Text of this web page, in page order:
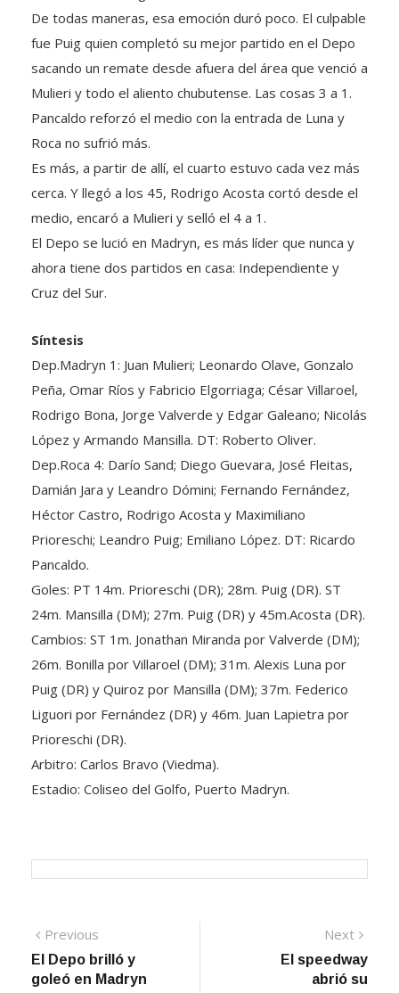
fue Puig quien completó su mejor partido en el Depo
sacando un remate desde afuera del área que venció a
Mulieri y todo el aliento chubutense. Las cosas 3 a 1.
Pancaldo reforzó el medio con la entrada de Luna y
Roca no sufrió más.
Es más, a partir de allí, el cuarto estuvo cada vez más
cerca. Y llegó a los 45, Rodrigo Acosta cortó desde el
medio, encaró a Mulieri y selló el 4 a 1.
El Depo se lució en Madryn, es más líder que nunca y
ahora tiene dos partidos en casa: Independiente y
Cruz del Sur.
Dep.Madryn 1: Juan Mulieri; Leonardo Olave, Gonzalo
Peña, Omar Ríos y Fabricio Elgorriaga; César Villaroel,
Rodrigo Bona, Jorge Valverde y Edgar Galeano; Nicolás
López y Armando Mansilla. DT: Roberto Oliver.
Dep.Roca 4: Darío Sand; Diego Guevara, José Fleitas,
Damián Jara y Leandro Dómini; Fernando Fernández,
Héctor Castro, Rodrigo Acosta y Maximiliano
Prioreschi; Leandro Puig; Emiliano López. DT: Ricardo
Pancaldo.
Goles: PT 14m. Prioreschi (DR); 28m. Puig (DR). ST
24m. Mansilla (DM); 27m. Puig (DR) y 45m.Acosta (DR).
Cambios: ST 1m. Jonathan Miranda por Valverde (DM);
26m. Bonilla por Villaroel (DM); 31m. Alexis Luna por
Puig (DR) y Quiroz por Mansilla (DM); 37m. Federico
Liguori por Fernández (DR) y 46m. Juan Lapietra por
Prioreschi (DR).
Arbitro: Carlos Bravo (Viedma).
Estadio: Coliseo del Golfo, Puerto Madryn.
de
entradas
El Depo brilló y
goleó en Madryn
El speedway
abrió su
certamen 2011